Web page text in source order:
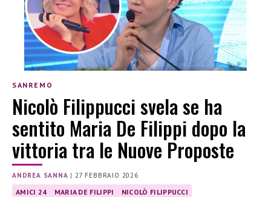
SANREMO
Nicolò Filippucci svela se ha
sentito Maria De Filippi dopo la
vittoria tra le Nuove Proposte
ANDREA SANNA | 27 FEBBRAIO 2026
AMICI 24 MARIA DE FILIPPI
NICOLÒ FILIPPUCCI